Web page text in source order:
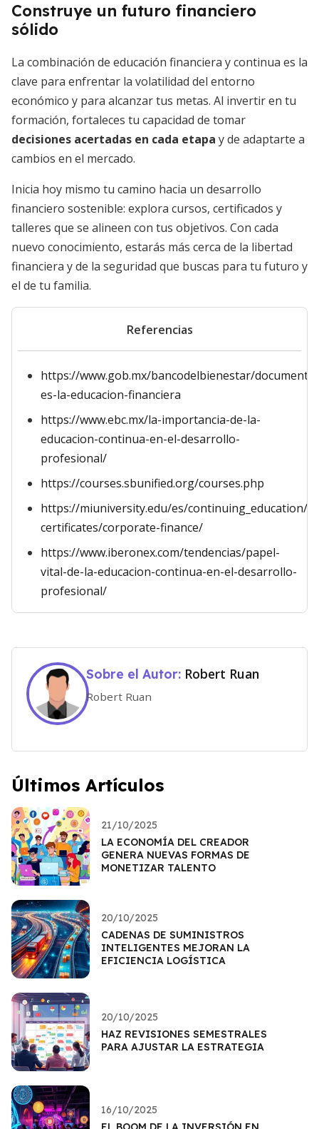
Construye un futuro financiero
sólido
La combinación de educación financiera y continua es la
clave para enfrentar la volatilidad del entorno
económico y para alcanzar tus metas. Al invertir en tu
formación, fortaleces tu capacidad de tomar
decisiones acertadas en cada etapa y de adaptarte a
cambios en el mercado.
Inicia hoy mismo tu camino hacia un desarrollo
financiero sostenible: explora cursos, certificados y
talleres que se alineen con tus objetivos. Con cada
nuevo conocimiento, estarás más cerca de la libertad
financiera y de la seguridad que buscas para tu futuro y
el de tu familia.
Referencias
https://www.gob.mx/bancodelbienestar/
es-la-educacion-financiera
https://www.ebc.mx/la-importancia-de-la-
educacion-continua-en-el-desarrollo-
profesional/
https://courses.sbunified.org/courses.php
https://miuniversity.edu/es/continuing_education/
certificates/corporate-finance/
https://www.iberonex.com/tendencias/papel-
vital-de-la-educacion-continua-en-el-desarrollo-
profesional/
Sobre el Autor: Robert Ruan
Robert Ruan
Últimos Artículos
21/10/2025
LA ECONOMÍA DEL CREADOR
GENERA NUEVAS FORMAS DE
MONETIZAR TALENTO
20/10/2025
CADENAS DE SUMINISTROS
INTELIGENTES MEJORAN LA
EFICIENCIA LOGÍSTICA
20/10/2025
HAZ REVISIONES SEMESTRALES
PARA AJUSTAR LA ESTRATEGIA
16/10/2025